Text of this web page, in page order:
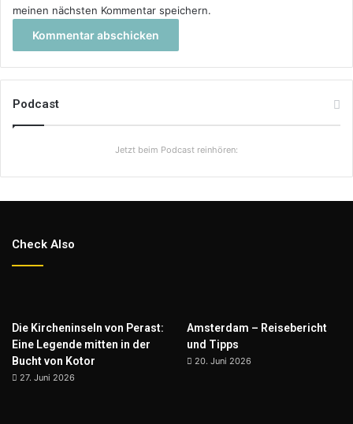
meinen nächsten Kommentar speichern.
Podcast
Jetzt beim Podcast reinhören:
Check Also
Die Kircheninseln von Perast:
Eine Legende mitten in der
Bucht von Kotor
27. Juni 2026
Amsterdam – Reisebericht
und Tipps
20. Juni 2026